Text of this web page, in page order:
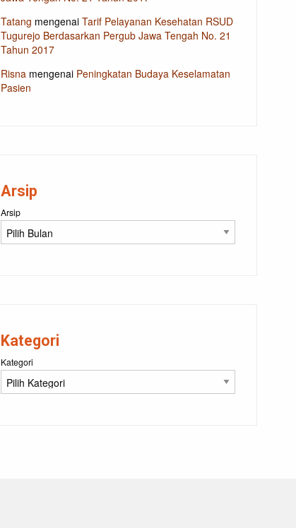
Tatang mengenaiTarif Pelayanan Kesehatan RSUD
Tugurejo Berdasarkan Pergub Jawa Tengah No. 21
Tahun 2017
Risna mengenai Peningkatan Budaya Keselamatan
Pasien
Arsip
Arsip
Kategori
Kategori